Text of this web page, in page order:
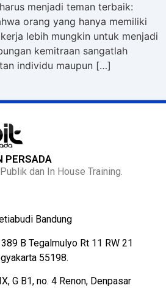
menjadi teman terbaik:
orang yang hanya memiliki
lebih mungkin untuk menjadi
kemitraan sangatlah
individu maupun […]
PERSADA
dan In House Training.
Bandung
B Tegalmulyo Rt 11 RW 21
55198.
G B1, no. 4 Renon, Denpasar